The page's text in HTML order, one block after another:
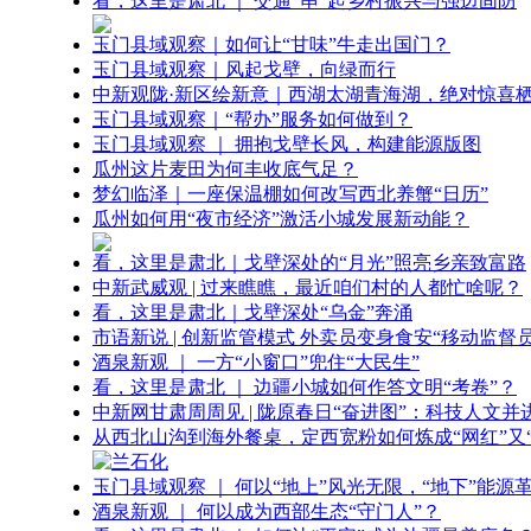
玉门县域观察｜如何让“甘味”牛走出国门？
玉门县域观察｜风起戈壁，向绿而行
中新观陇·新区绘新意｜西湖太湖青海湖，绝对惊喜
玉门县域观察｜“帮办”服务如何做到？
玉门县域观察 ｜ 拥抱戈壁长风，构建能源版图
瓜州这片麦田为何丰收底气足？
梦幻临泽｜一座保温棚如何改写西北养蟹“日历”
瓜州如何用“夜市经济”激活小城发展新动能？
看，这里是肃北｜戈壁深处的“月光”照亮乡亲致富路
中新武威观 | 过来瞧瞧，最近咱们村的人都忙啥呢？
看，这里是肃北｜戈壁深处“乌金”奔涌
市语新说 | 创新监管模式 外卖员变身食安“移动监督
酒泉新观 ｜ 一方“小窗口”兜住“大民生”
看，这里是肃北 ｜ 边疆小城如何作答文明“考卷”？
中新网甘肃周周见 | 陇原春日“奋进图”：科技人文并
从西北山沟到海外餐桌，定西宽粉如何炼成“网红”又
玉门县域观察 ｜ 何以“地上”风光无限，“地下”能源
酒泉新观 ｜ 何以成为西部生态“守门人”？